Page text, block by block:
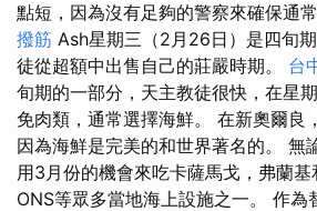
點短，因為沒有足夠的警察來確保通
撥筋 Ash星期三（2月26日）是四旬
徒從超額中出售自己的莊嚴時期。 台
旬期的一部分，天主教徒很快，在星
免肉類，通常選擇海鮮。 在新奧爾良
因為海鮮是完美的和世界著名的。 無
用3月份的機會來吃卡薩馬戈，弗蘭
ONS等眾多當地海上設施之一。 作為